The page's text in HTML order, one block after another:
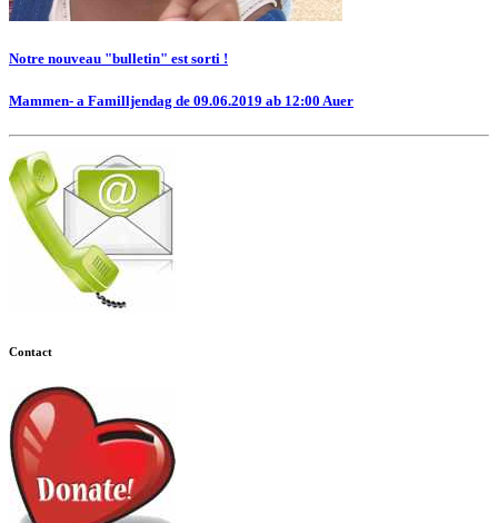
Notre nouveau "bulletin" est sorti !
Mammen- a Familljendag de 09.06.2019 ab 12:00 Auer
Contact